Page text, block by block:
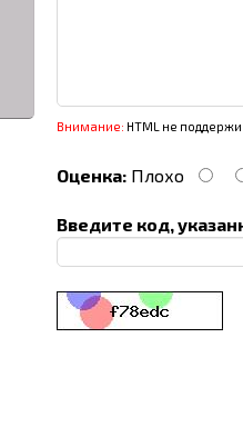
Внимание: HTML не
Оценка: Плохо
Введите код,